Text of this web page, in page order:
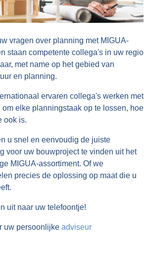
vragen over planning met MIGUA-
staan competente collega's in uw regio
met name op het gebied van
en planning.
ervaren collega's werken met
om elke planningstaak op te lossen, hoe
ook is.
u snel en eenvoudig de juiste
voor uw bouwproject te vinden uit het
MIGUA-assortiment. Of we
precies de oplossing op maat die u
uit naar uw telefoontje!
uw persoonlijke adviseur